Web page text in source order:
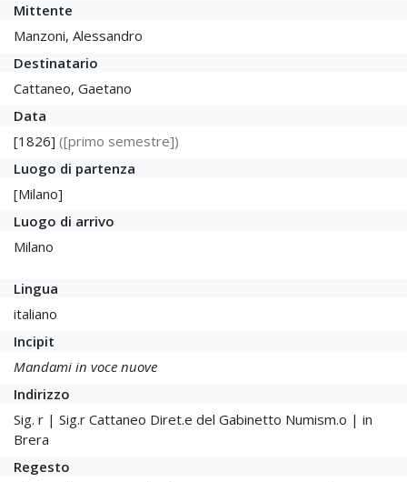
Mittente
Manzoni, Alessandro
Destinatario
Cattaneo, Gaetano
Data
[1826] ([primo semestre])
Luogo di partenza
[Milano]
Luogo di arrivo
Milano
Lingua
italiano
Incipit
Mandami in voce nuove
Indirizzo
Sig. r | Sig.r Cattaneo Diret.e del Gabinetto Numism.o | in
Brera
Regesto